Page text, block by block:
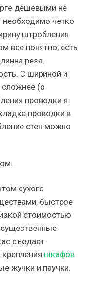
дешевыми не
необходимо четко
штробления
все понятно, есть
реза,
С шириной и
сложнее (о
проводки я
проводки в
стен можно
сухого
быстрое
стоимостью
съедает
шкафов
жучки и паучки.